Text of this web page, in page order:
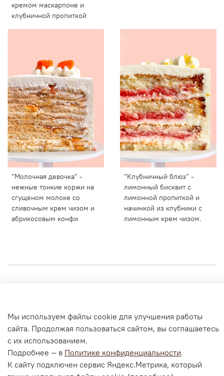
кремом маскарпоне и
клубничной пропиткой
"Молочная девочка" -
нежные тонкие коржи на
сгущеном молоке со
сливочным крем чизом и
абрикосовым конфи
"Клубничный блюз" -
лимонный бисквит с
лимонной пропиткой и
начинкой из клубники с
лимонным крем чизом.
Согласие на обработку персональных данных
Политика конфиденциальности и оферта
Согласие на ОПД с помощью «Яндекс.Метрика»
Мы используем файлы cookie для улучшения работы
сайта. Продолжая пользоваться сайтом, вы соглашаетесь
с их использованием.
Подробнее — в Политике конфиденциальности.
К сайту подключен сервис Яндекс.Метрика, который